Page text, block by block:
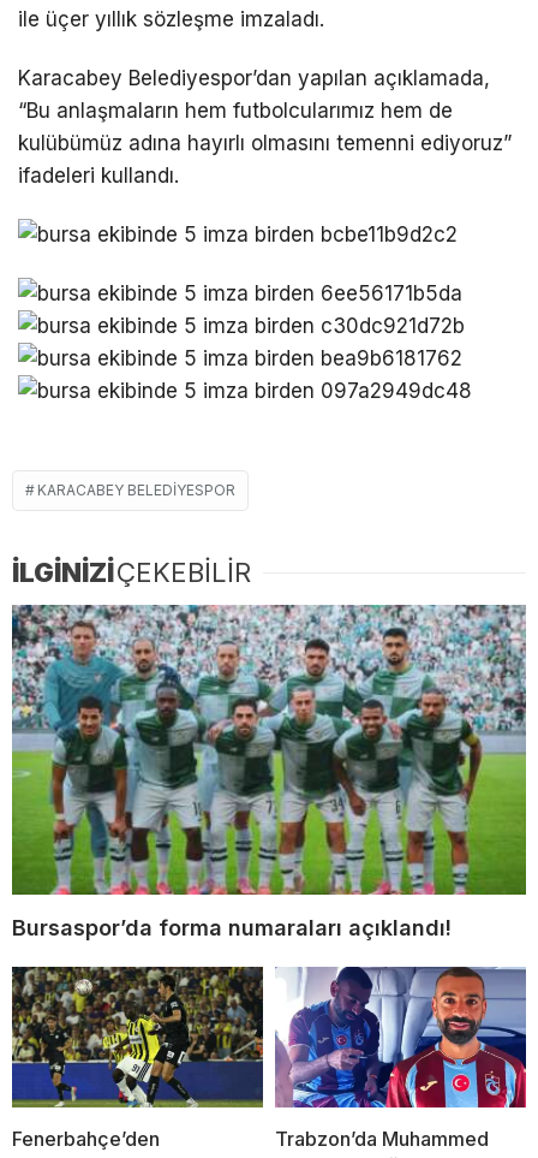
ile üçer yıllık sözleşme imzaladı.
Karacabey Belediyespor’dan yapılan açıklamada,
“Bu anlaşmaların hem futbolcularımız hem de
kulübümüz adına hayırlı olmasını temenni ediyoruz”
ifadeleri kullandı.
KARACABEY BELEDIYESPOR
İLGİNİZİÇEKEBİLİR
Bursaspor’da forma numaraları açıklandı!
Fenerbahçe’den
Trabzon’da Muhammed